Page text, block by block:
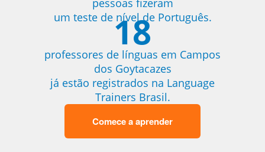
pessoas fizeram
um teste de nível de Português.
18
professores de línguas em Campos
dos Goytacazes
já estão registrados na Language
Trainers Brasil.
Comece a aprender